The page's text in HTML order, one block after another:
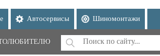
Автосервисы Шиномонтажи
ФОРМА ПОИСКА
Поиск